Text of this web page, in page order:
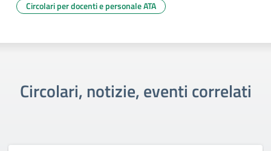
Circolari per docenti e personale ATA
Circolari, notizie, eventi correlati